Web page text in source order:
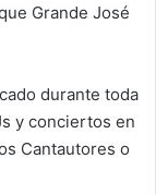
Grande José
durante toda
y conciertos en
Cantautores o